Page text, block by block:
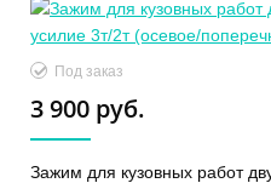
Под заказ
3 900 руб.
Зажим для кузовных работ